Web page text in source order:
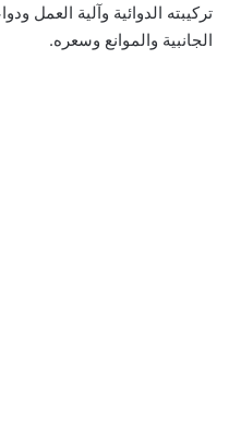
تركيبته الدوائية وآلية العمل
الجانبية والموانع وسعره.